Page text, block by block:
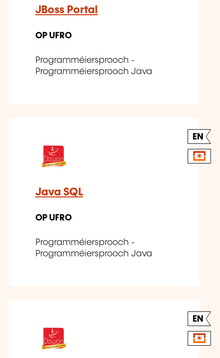
JBoss Portal
OP UFRO
Programméiersprooch -
Programméiersprooch Java
EN
Java SQL
OP UFRO
Programméiersprooch -
Programméiersprooch Java
EN